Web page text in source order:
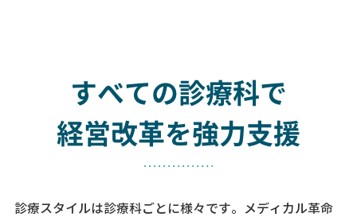
すべての診療科で
経営改革を強力支援
診療スタイルは診療科ごとに様々です。メディカル革命